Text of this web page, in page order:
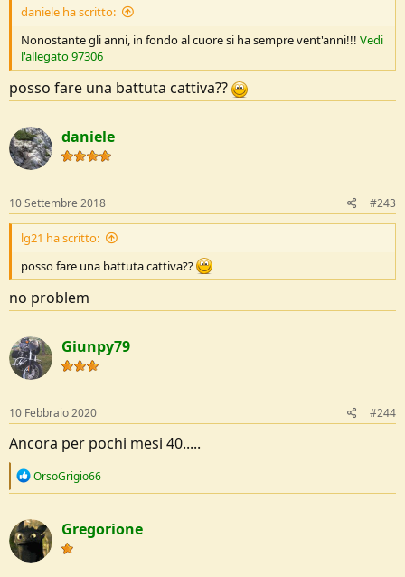
daniele ha scritto:
Nonostante gli anni, in fondo al cuore si ha sempre vent'anni!!! Vedi
l'allegato 97306
posso fare una battuta cattiva??
daniele
10 Settembre 2018 #243
lg21 ha scritto:
posso fare una battuta cattiva??
no problem
Giunpy79
10 Febbraio 2020 #244
Ancora per pochi mesi 40.....
R
c
t
o
OrsoGrigio66
Gregorione